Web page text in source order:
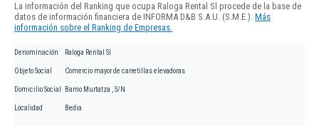
La información del Ranking que ocupa Raloga Rental Sl procede de la base de
datos de información financiera de INFORMA D&B S.A.U. (S.M.E.). Más
información sobre el Ranking de Empresas.
Denominación Raloga Rental Sl
Objeto Social Comercio mayor de carretillas elevadoras
Domicilio Social Barrio Murtatza , S/N
Localidad Bedia